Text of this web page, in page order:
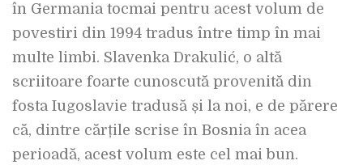
în Germania tocmai pentru acest volum de
povestiri din 1994 tradus între timp în mai
multe limbi. Slavenka Drakulić, o altă
scriitoare foarte cunoscută provenită din
fosta Iugoslavie tradusă și la noi, e de părere
că, dintre cărțile scrise în Bosnia în acea
perioadă, acest volum este cel mai bun.